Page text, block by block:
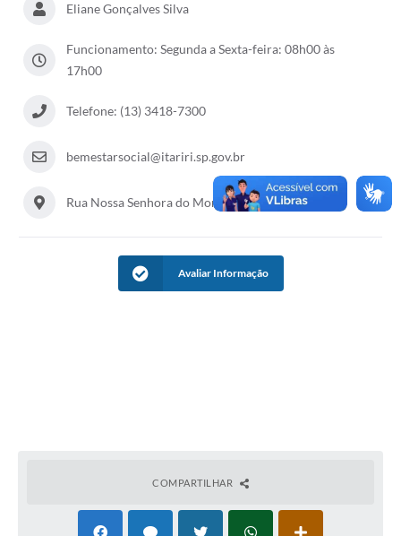
Eliane Gonçalves Silva
Funcionamento: Segunda a Sexta-feira: 08h00 às
17h00
Telefone: (13) 3418-7300
bemestarsocial@itariri.sp.gov.br
Rua Nossa Senhora do Monte Serrat, 133, Centro
Avaliar Informação
COMPARTILHAR